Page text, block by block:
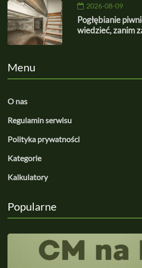
2026-08-09
Pogłębianie
wiedzieć, zanim
Menu
O nas
Regulamin serwisu
Polityka prywatności
Kategorie
Kalkulatory
Popularne